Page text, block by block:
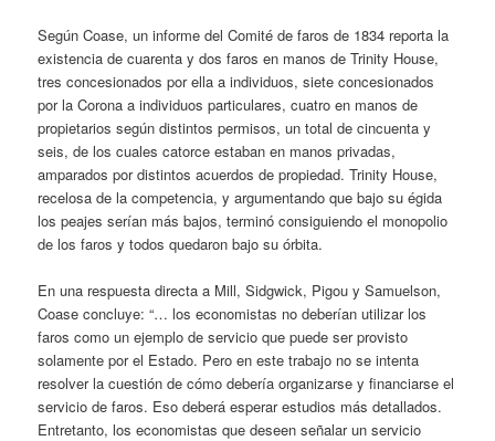
Según Coase, un informe del Comité de faros de 1834 reporta la
existencia de cuarenta y dos faros en manos de Trinity House,
tres concesionados por ella a individuos, siete concesionados
por la Corona a individuos particulares, cuatro en manos de
propietarios según distintos permisos, un total de cincuenta y
seis, de los cuales catorce estaban en manos privadas,
amparados por distintos acuerdos de propiedad. Trinity House,
recelosa de la competencia, y argumentando que bajo su égida
los peajes serían más bajos, terminó consiguiendo el monopolio
de los faros y todos quedaron bajo su órbita.
En una respuesta directa a Mill, Sidgwick, Pigou y Samuelson,
Coase concluye: “… los economistas no deberían utilizar los
faros como un ejemplo de servicio que puede ser provisto
solamente por el Estado. Pero en este trabajo no se intenta
resolver la cuestión de cómo debería organizarse y financiarse el
servicio de faros. Eso deberá esperar estudios más detallados.
Entretanto, los economistas que deseen señalar un servicio